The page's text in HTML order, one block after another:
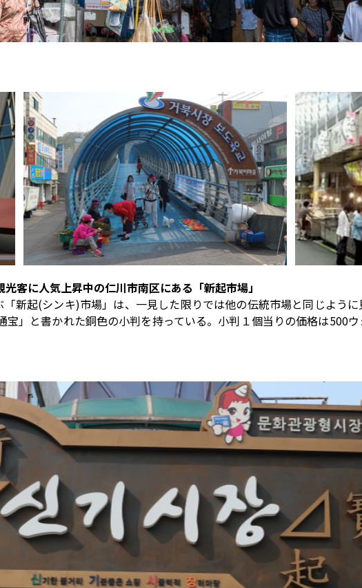
客に人気上昇中の仁川市南区にある「新起市場」
新起(シンキ)市場」は、一見した限りでは他の伝統市場と同じよう
」と書かれた銅色の小判を持っている。小判１個当りの価格は500